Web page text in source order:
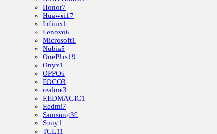
Honor7
Huawei17
Infinix1
Lenovo6
Microsoft1
Nubia5
OnePlus19
Onyx1
OPPO6
POCO3
realme3
REDMAGIC1
Redmi7
Samsung39
Sony1
TCL11